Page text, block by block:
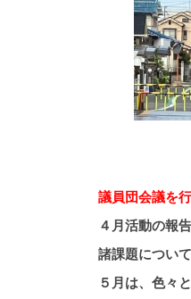
議員団会議を
４月活動の報
諸課題につい
５月は、色々